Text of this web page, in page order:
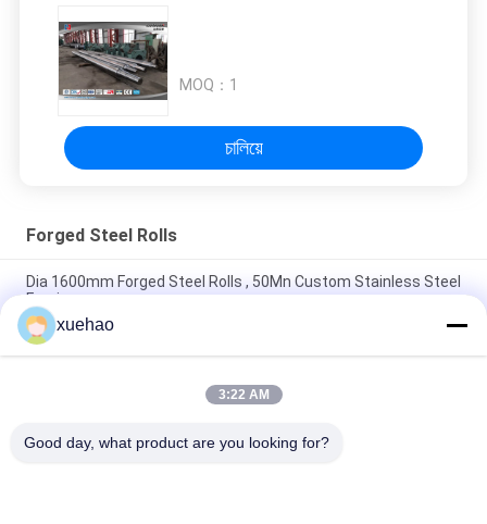
MOQ： 1
চালিয়ে
Forged Steel Rolls
Dia 1600mm Forged Steel Rolls , 50Mn Custom Stainless Steel
Forging
Die Forging High Speed Roller Cast Steel High Hardness For Roll
Mill
JIS Rough Open Die Forging Mechanical Vertical Grinding Roller
xuehao
3:22 AM
Good day, what product are you looking for?